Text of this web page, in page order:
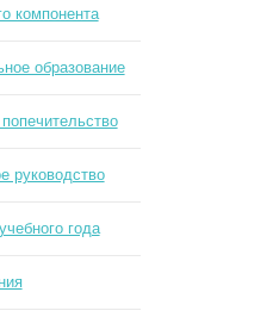
компонента
образование
руководство
года